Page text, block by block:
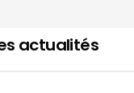
actualités